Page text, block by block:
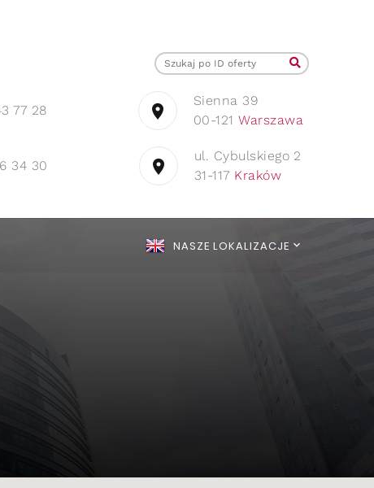
77 28
Sienna 39
00-121Warszawa
34 30
ul. Cybulskiego 2
31-117 Kraków
NASZE LOKALIZACJE